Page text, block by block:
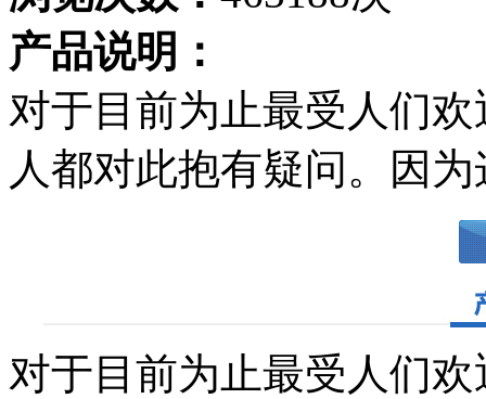
产品说明：
对于目前为止最受人们
人都对此抱有疑问。因
对于目前为止最受人们